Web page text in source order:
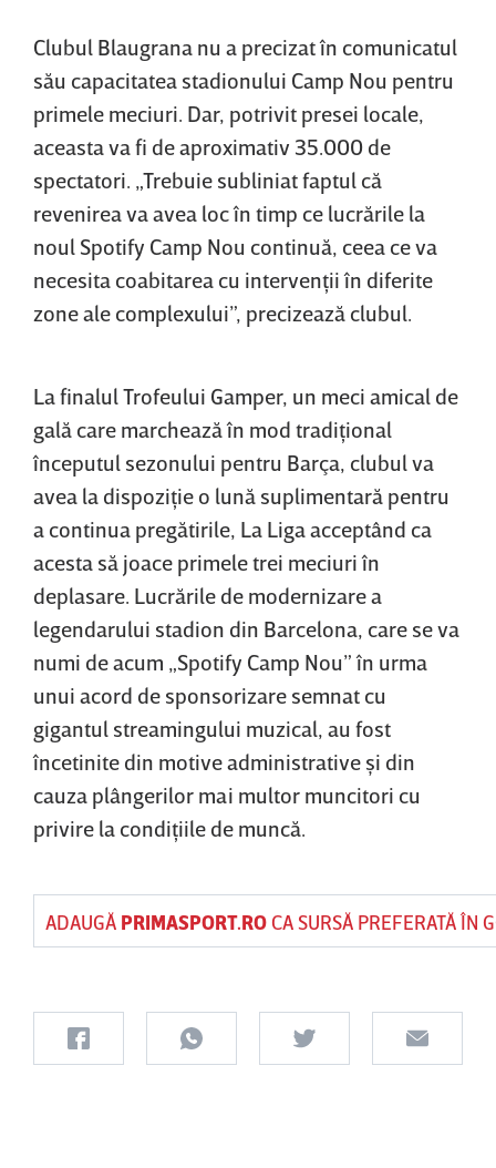
Clubul Blaugrana nu a precizat în comunicatul
său capacitatea stadionului Camp Nou pentru
primele meciuri. Dar, potrivit presei locale,
aceasta va fi de aproximativ 35.000 de
spectatori. „Trebuie subliniat faptul că
revenirea va avea loc în timp ce lucrările la
noul Spotify Camp Nou continuă, ceea ce va
necesita coabitarea cu intervenţii în diferite
zone ale complexului”, precizează clubul.
La finalul Trofeului Gamper, un meci amical de
gală care marchează în mod tradiţional
începutul sezonului pentru Barça, clubul va
avea la dispoziţie o lună suplimentară pentru
a continua pregătirile, La Liga acceptând ca
acesta să joace primele trei meciuri în
deplasare. Lucrările de modernizare a
legendarului stadion din Barcelona, care se va
numi de acum „Spotify Camp Nou” în urma
unui acord de sponsorizare semnat cu
gigantul streamingului muzical, au fost
încetinite din motive administrative şi din
cauza plângerilor mai multor muncitori cu
privire la condiţiile de muncă.
ADAUGĂ PRIMASPORT.ROCA SURSĂ PREFERATĂ ÎN